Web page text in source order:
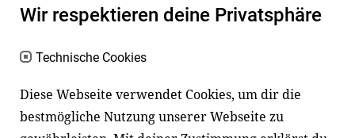
haben aber große Schwierigkeiten dabei.
an Familien sowie an Erzieher*innen,
Lehrer*innen und andere
Fachexpert*innen. Dafür arbeiten wir eng
mit Ministerien, wissenschaftlichen
Wir respektieren deine Privatsphäre
Technische Cookies
Diese Webseite verwendet Cookies, um dir die
bestmögliche Nutzung unserer Webseite zu